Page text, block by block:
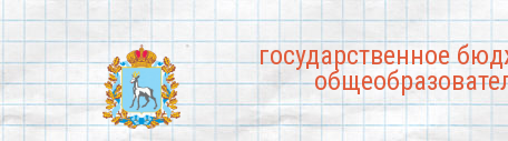
государственное